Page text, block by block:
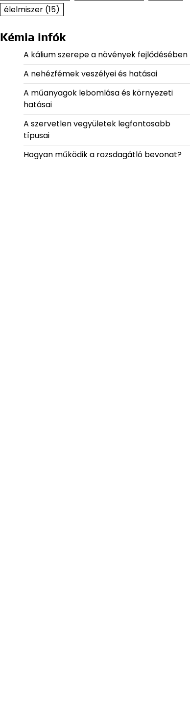
élelmiszer(15)
Kémia infók
A kálium szerepe a növények fejlődésében
A nehézfémek veszélyei és hatásai
A műanyagok lebomlása és környezeti
hatásai
A szervetlen vegyületek legfontosabb
típusai
Hogyan működik a rozsdagátló bevonat?